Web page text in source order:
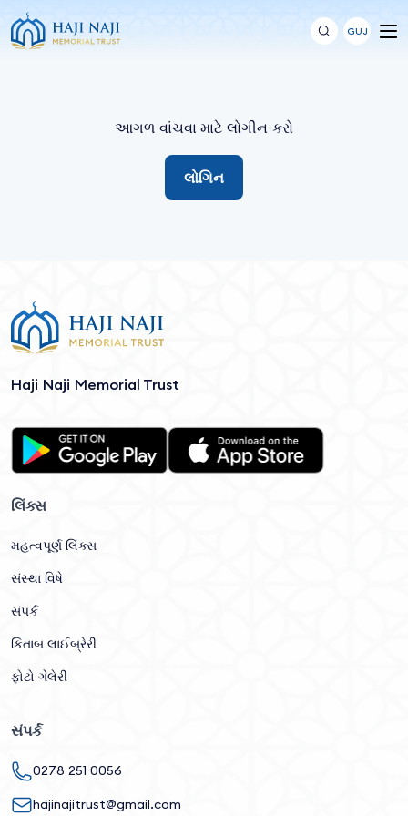
GUJ
આગળ વાંચવા માટે લોગીન કરો
લોગિન
Haji Naji Memorial Trust
લિંક્સ
મહત્વપૂર્ણ લિંક્સ
સંસ્થા વિષે
સંપર્ક
કિતાબ લાઈબ્રેરી
ફોટો ગેલેરી
સંપર્ક
0278 251 0056
hajinajitrust@gmail.com